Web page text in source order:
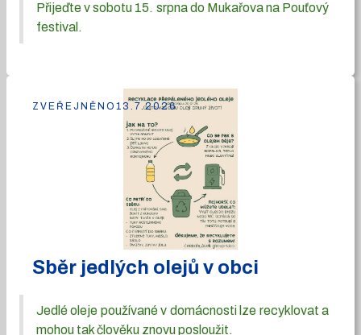
Přijeďte v sobotu 15. srpna do Mukařova na Pouťový
festival.
Sběr jedlých olejů v obci
Jedlé oleje používané v domácnosti lze recyklovat a
mohou tak člověku znovu posloužit.
ZVEŘEJNĚNO 13.7.2026